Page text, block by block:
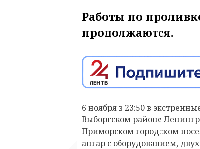
Работы по
продолжаются.
6 ноября в 23:50 в
Выборгском районе
Приморском городском
ангар с оборудованием,